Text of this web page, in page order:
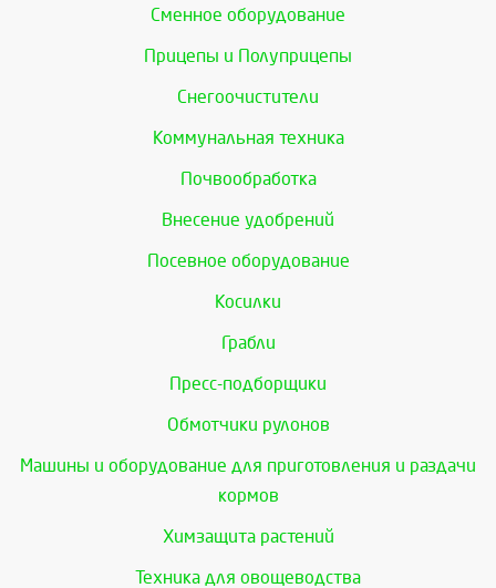
Сменное оборудование
Прицепы и Полуприцепы
Снегоочистители
Коммунальная техника
Почвообработка
Внесение удобрений
Посевное оборудование
Косилки
Грабли
Пресс-подборщики
Обмотчики рулонов
Машины и оборудование для приготовления и раздачи
кормов
Химзащита растений
Техника для овощеводства